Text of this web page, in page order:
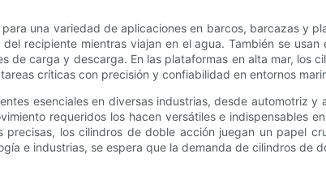
una variedad de aplicaciones en barcos, barcazas y
recipiente mientras viajan en el agua. También se
de carga y descarga. En las plataformas en alta mar, los
críticas con precisión y confiabilidad en entornos
esenciales en diversas industrias, desde automotriz
requeridos los hacen versátiles e indispensables
precisas, los cilindros de doble acción juegan un papel
e industrias, se espera que la demanda de cilindros de